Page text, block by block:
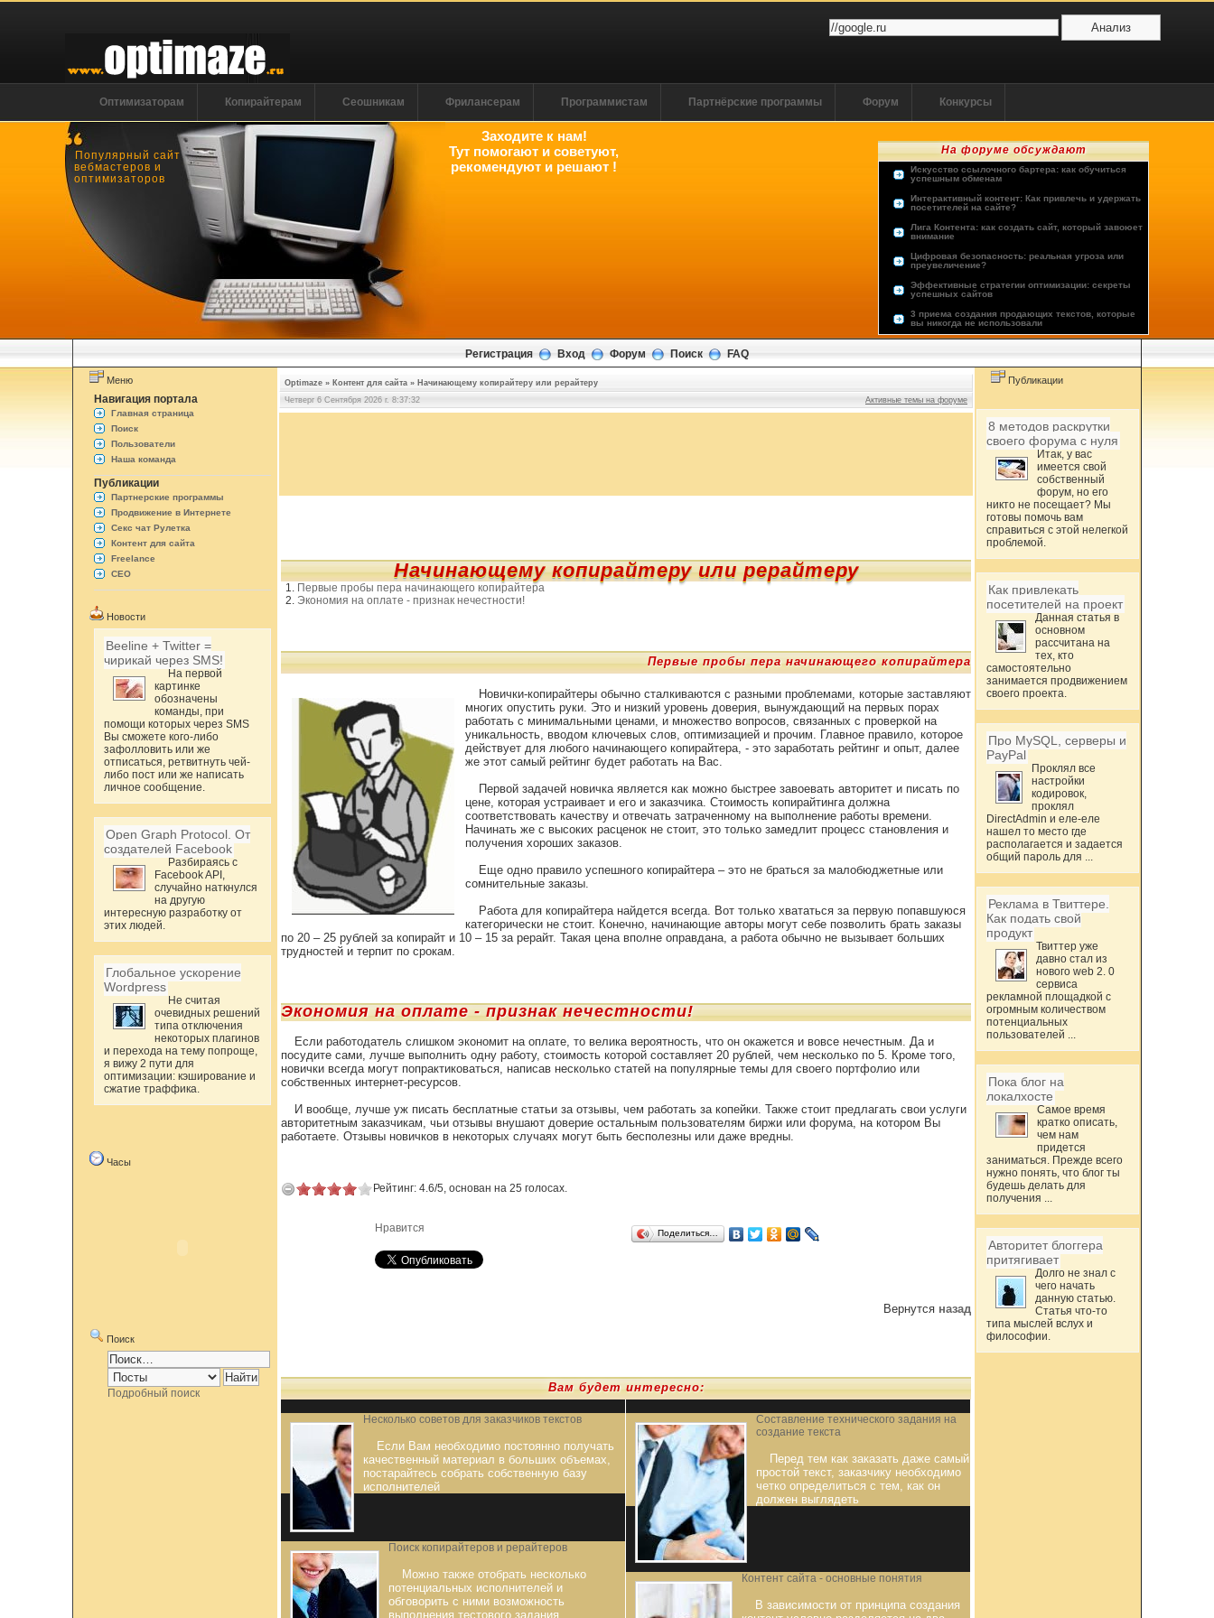
Оптимизаторам Копирайтерам Сеошникам Фрилансерам Программистам Партнёрские программы Форум Конкурсы
На форуме обсуждают
Искусство ссылочного бартера: как обучиться
успешным обменам
Интерактивный контент: Как привлечь и удержать
посетителей на сайте?
Лига Контента: как создать сайт, который завоюет
внимание
Цифровая безопасность: реальная угроза или
преувеличение?
Эффективные стратегии оптимизации: секреты
успешных сайтов
3 приема создания продающих текстов, которые
вы никогда не использовали
Опыт пользователей: лучшие хостинг-провайдеры
Популярный сайт
вебмастеров и
оптимизаторов
Заходите к нам!
Тут помогают и советуют,
рекомендуют и решают !
Регистрация Вход Форум Поиск FAQ
Меню
Навигация портала
Главная страница
Поиск
Пользователи
Наша команда
Публикации
Партнерские программы
Продвижение в Интернете
Секс чат Рулетка
Контент для сайта
Freelance
СЕО
Новости
Beeline + Twitter =
чирикай через SMS!
На первой
картинке
обозначены
команды, при
помощи которых через SMS
Вы сможете кого-либо
зафолловить или же
отписаться, ретвитнуть чей-
либо пост или же написать
личное сообщение.
Open Graph Protocol. От
создателей Facebook
Разбираясь с
Facebook API,
случайно наткнулся
на другую
интересную разработку от
этих людей.
Глобальное ускорение
Wordpress
Не считая
очевидных решений
типа отключения
некоторых плагинов
и перехода на тему попроще,
я вижу 2 пути для
оптимизации: кэширование и
сжатие траффика.
Часы
Поиск
Подробный поиск
Optimaze » Контент для сайта » Начинающему копирайтеру или рерайтеру
Четверг 6 Сентября 2026 г. 8:37:32
Активные темы на форуме
Начинающему копирайтеру или рерайтеру
Первые пробы пера начинающего копирайтера
Экономия на оплате - признак нечестности!
Первые пробы пера начинающего копирайтера
Новички-копирайтеры обычно сталкиваются с разными проблемами, которые заставляют
многих опустить руки. Это и низкий уровень доверия, вынуждающий на первых порах
работать с минимальными ценами, и множество вопросов, связанных с проверкой на
уникальность, вводом ключевых слов, оптимизацией и прочим. Главное правило, которое
действует для любого начинающего копирайтера, - это заработать рейтинг и опыт, далее
же этот самый рейтинг будет работать на Вас.
Первой задачей новичка является как можно быстрее завоевать авторитет и писать по
цене, которая устраивает и его и заказчика. Стоимость копирайтинга должна
соответствовать качеству и отвечать затраченному на выполнение работы времени.
Начинать же с высоких расценок не стоит, это только замедлит процесс становления и
получения хороших заказов.
Еще одно правило успешного копирайтера – это не браться за малобюджетные или
сомнительные заказы.
Работа для копирайтера найдется всегда. Вот только хвататься за первую попавшуюся
категорически не стоит. Конечно, начинающие авторы могут себе позволить брать заказы
по 20 – 25 рублей за копирайт и 10 – 15 за рерайт. Такая цена вполне оправдана, а работа обычно не вызывает больших
трудностей и терпит по срокам.
Экономия на оплате - признак нечестности!
Если работодатель слишком экономит на оплате, то велика вероятность, что он окажется и вовсе нечестным. Да и
посудите сами, лучше выполнить одну работу, стоимость которой составляет 20 рублей, чем несколько по 5. Кроме того,
новички всегда могут попрактиковаться, написав несколько статей на популярные темы для своего портфолио или
собственных интернет-ресурсов.
И вообще, лучше уж писать бесплатные статьи за отзывы, чем работать за копейки. Также стоит предлагать свои услуги
авторитетным заказчикам, чьи отзывы внушают доверие остальным пользователям биржи или форума, на котором Вы
работаете. Отзывы новичков в некоторых случаях могут быть бесполезны или даже вредны.
Рейтинг: 4.6/5, основан на 25 голосах.
Нравится Поделиться…
Вернутся назад
Вам будет интересно:
Несколько советов для заказчиков текстов
Если Вам необходимо постоянно получать
качественный материал в больших объемах,
постарайтесь собрать собственную базу
исполнителей
Поиск копирайтеров и рерайтеров
Можно также отобрать несколько
потенциальных исполнителей и
обговорить с ними возможность
выполнения тестового задания
Составление технического задания на
создание текста
Перед тем как заказать даже самый
простой текст, заказчику необходимо
четко определиться с тем, как он
должен выглядеть
Контент сайта - основные понятия
В зависимости от принципа создания
Публикации
8 методов раскрутки
своего форума с нуля
Итак, у вас
имеется свой
собственный
форум, но его
никто не посещает? Мы
готовы помочь вам
справиться с этой нелегкой
проблемой.
Как привлекать
посетителей на проект
Данная статья в
основном
рассчитана на
тех, кто
самостоятельно
занимается продвижением
своего проекта.
Про MySQL, серверы и
PayPal
Проклял все
настройки
кодировок,
проклял
DirectAdmin и еле-еле
нашел то место где
располагается и задается
общий пароль для ...
Реклама в Твиттере.
Как подать свой
продукт
Твиттер уже
давно стал из
нового web 2. 0
сервиса
рекламной площадкой с
огромным количеством
потенциальных
пользователей ...
Пока блог на
локалхосте
Самое время
кратко описать,
чем нам
придется
заниматься. Прежде всего
нужно понять, что блог ты
будешь делать для
получения ...
Авторитет блоггера
притягивает
Долго не знал с
чего начать
данную статью.
Статья что-то
типа мыслей вслух и
философии.